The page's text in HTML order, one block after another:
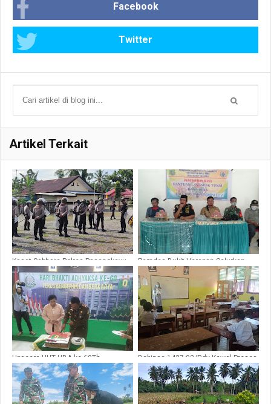
Facebook
Twitter
Artikel Terkait
Kasat Sabhara Polres Pasangkayu
Latih Dalmas Personil Jajaran
Polsek Sarudu
Pemdes Bukit Harapan Salurkan
BLT-DD Tahap IV, Serda Haerul
Pastikan Semua Berjalan Lancar
Upacara HUT HBA ke 60Th
Dilaksanakan Secara Virtual dan
Sangat Sederhana
Babinsa 1427-02/Rdy Kawal Proses
Belajar Mengajar di SD Inpres Desa
Kalola